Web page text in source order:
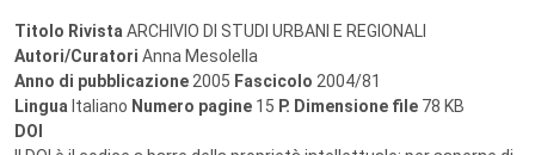
Titolo Rivista ARCHIVIO DI STUDI URBANI E REGIONALI
Autori/Curatori Anna Mesolella
Anno di pubblicazione 2005 Fascicolo 2004/81
Lingua Italiano Numero pagine 15 P. Dimensione file 78 KB
DOI